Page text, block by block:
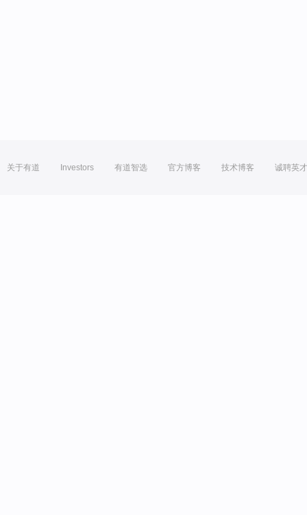
关于有道 Investors 有道智选 官方博客 技术博客 诚聘英才